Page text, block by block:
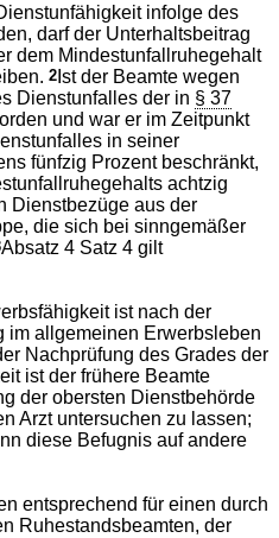
infolge des
darf der Unterhaltsbeitrag
dem Mindestunfallruhegehalt
2 Ist der Beamte wegen
Dienstunfalles der in § 37
und war er im Zeitpunkt
in seiner
fünfzig Prozent beschränkt,
achtzig
Dienstbezüge aus der
die sich bei sinngemäßer
Absatz 4 Satz 4 gilt
ist nach der
im allgemeinen Erwerbsleben
Nachprüfung des Grades der
ist der frühere Beamte
der obersten Dienstbehörde
Arzt untersuchen zu lassen;
diese Befugnis auf andere
entsprechend für einen durch
Ruhestandsbeamten, der